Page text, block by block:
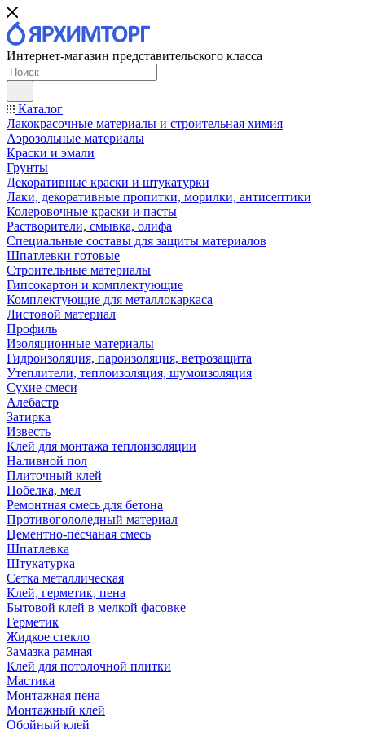
Интернет-магазин представительского класса
Каталог
Лакокрасочные материалы и строительная химия
Аэрозольные материалы
Краски и эмали
Грунты
Декоративные краски и штукатурки
Лаки, декоративные пропитки, морилки, антисептики
Колеровочные краски и пасты
Растворители, смывка, олифа
Специальные составы для защиты материалов
Шпатлевки готовые
Строительные материалы
Гипсокартон и комплектующие
Комплектующие для металлокаркаса
Листовой материал
Профиль
Изоляционные материалы
Гидроизоляция, пароизоляция, ветрозащита
Утеплители, теплоизоляция, шумоизоляция
Сухие смеси
Алебастр
Затирка
Известь
Клей для монтажа теплоизоляции
Наливной пол
Плиточный клей
Побелка, мел
Ремонтная смесь для бетона
Противогололедный материал
Цементно-песчаная смесь
Шпатлевка
Штукатурка
Сетка металлическая
Клей, герметик, пена
Бытовой клей в мелкой фасовке
Герметик
Жидкое стекло
Замазка рамная
Клей для потолочной плитки
Мастика
Монтажная пена
Монтажный клей
Обойный клей